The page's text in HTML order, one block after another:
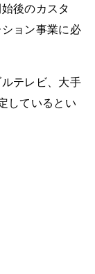
後のカスタ
ョン事業に必
テレビ、大手
しているとい